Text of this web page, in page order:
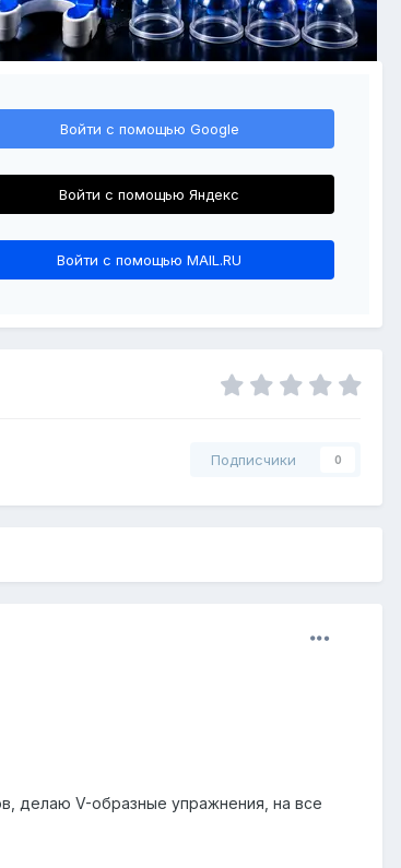
Войти с помощью Google
Войти с помощью Яндекс
Войти с помощью MAIL.RU
Подписчики 0
делаю V-образные упражнения, на все